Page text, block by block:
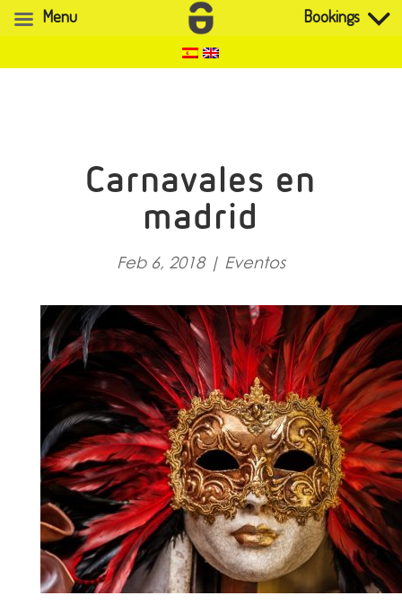
Carnavales en
madrid
Feb 6, 2018| Eventos
Menu Bookings